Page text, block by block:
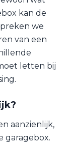
kan de
we
van een
letten bij
aanzienlijk,
garagebox.